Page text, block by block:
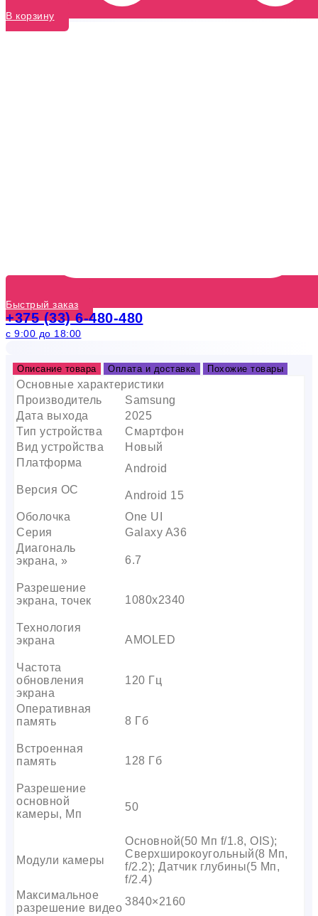
В корзину
Быстрый заказ
+375 (33) 6-480-480
с 9:00 до 18:00
Описание товара Оплата и доставка Похожие товары
Основные характеристики
Производитель
Samsung
Дата выхода
2025
Тип устройства
Смартфон
Вид устройства
Новый
Платформа
Android
Версия ОС
Android 15
Оболочка
One UI
Серия
Galaxy A36
Диагональ
экрана, »
6.7
Разрешение
экрана, точек
1080х2340
Технология
экрана
AMOLED
Частота
обновления
экрана
120 Гц
Оперативная
память
8 Гб
Встроенная
память
128 Гб
Разрешение
основной
камеры, Мп
50
Модули камеры
Основной(50 Мп f/1.8, OIS);
Сверхширокоугольный(8 Мп,
f/2.2); Датчик глубины(5 Мп,
f/2.4)
Максимальное
разрешение видео
3840×2160